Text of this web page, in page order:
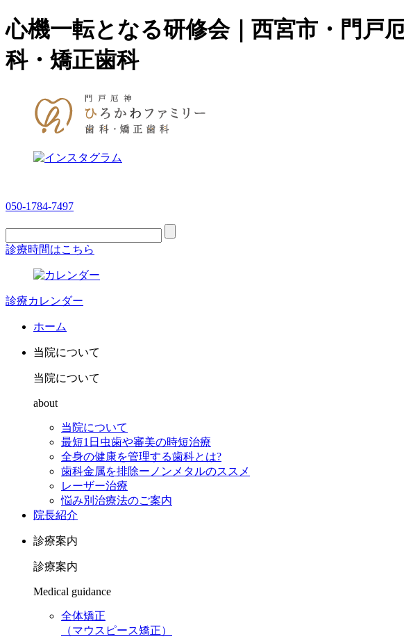
心機一転となる研修会｜西宮市・門戸
科・矯正歯科
050-1784-7497
診療時間はこちら
診療カレンダー
ホーム
当院について
当院について
about
当院について
最短1日虫歯や審美の時短治療
全身の健康を管理する歯科とは?
歯科金属を排除ーノンメタルのススメ
レーザー治療
悩み別治療法のご案内
院長紹介
診療案内
診療案内
Medical guidance
全体矯正
（マウスピース矯正）